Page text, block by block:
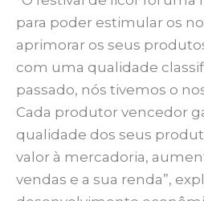
para poder estimular os
aprimorar os seus
com uma qualidade
passado, nós tivemos o
Cada produtor vencedor
qualidade dos seus
valor à mercadoria,
vendas e a sua renda”,